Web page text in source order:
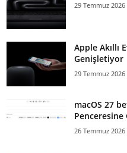
29 Temmuz 2026
Apple Akıllı
Genişletiyor
29 Temmuz 2026
macOS 27
Penceresine
26 Temmuz 2026